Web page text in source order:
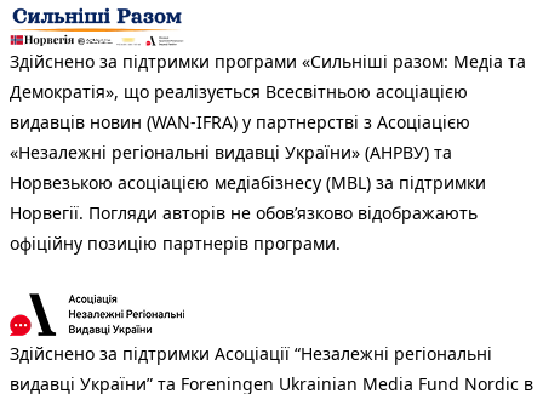
Здійснено за підтримки програми «Сильніші разом: Медіа та
Демократія», що реалізується Всесвітньою асоціацією
видавців новин (WAN-IFRA) у партнерстві з Асоціацією
«Незалежні регіональні видавці України» (АНРВУ) та
Норвезькою асоціацією медіабізнесу (MBL) за підтримки
Норвегії. Погляди авторів не обов’язково відображають
офіційну позицію партнерів програми.
Здійснено за підтримки Асоціації “Незалежні регіональні
видавці України” та Foreningen Ukrainian Media Fund Nordic в